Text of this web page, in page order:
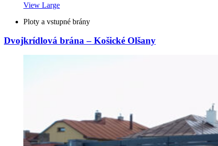
View Large
Ploty a vstupné brány
Dvojkrídlová brána – Košické Olšany